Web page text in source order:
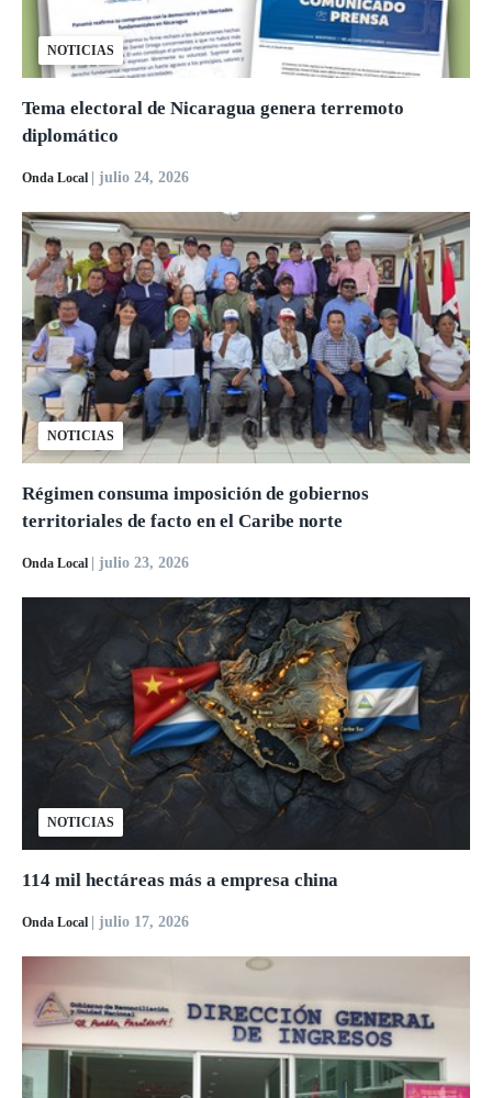
NOTICIAS
Tema electoral de Nicaragua genera terremoto
diplomático
Onda Local | julio 24, 2026
NOTICIAS
Régimen consuma imposición de gobiernos
territoriales de facto en el Caribe norte
Onda Local | julio 23, 2026
NOTICIAS
114 mil hectáreas más a empresa china
Onda Local | julio 17, 2026